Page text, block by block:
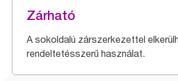
Zárható
A sokoldalú zárszerkezettel
rendeltetésszerű használat.